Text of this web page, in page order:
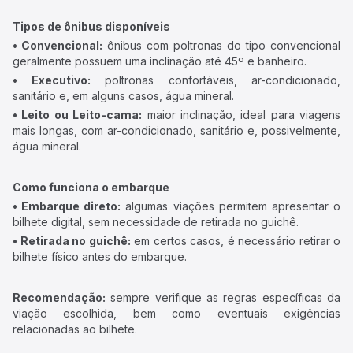
Tipos de ônibus disponíveis
• Convencional: ônibus com poltronas do tipo convencional
geralmente possuem uma inclinação até 45º e banheiro.
• Executivo: poltronas confortáveis, ar-condicionado,
sanitário e, em alguns casos, água mineral.
• Leito ou Leito-cama: maior inclinação, ideal para viagens
mais longas, com ar-condicionado, sanitário e, possivelmente,
água mineral.
Como funciona o embarque
• Embarque direto: algumas viações permitem apresentar o
bilhete digital, sem necessidade de retirada no guichê.
• Retirada no guichê: em certos casos, é necessário retirar o
bilhete físico antes do embarque.
Recomendação: sempre verifique as regras específicas da
viação escolhida, bem como eventuais exigências
relacionadas ao bilhete.